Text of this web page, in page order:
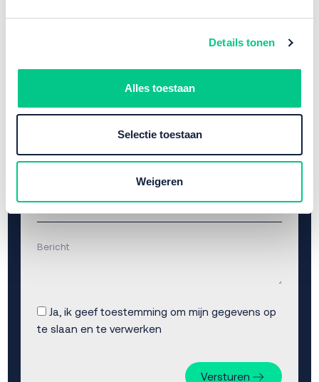
Details tonen
Alles toestaan
Selectie toestaan
Weigeren
spoedig mogelijk contact met je op voor een
Bericht
Ja, ik geef toestemming om mijn gegevens op
te slaan en te verwerken
Versturen